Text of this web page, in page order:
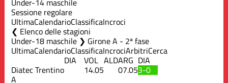
Sessione regolare
UltimaCalendarioClassificaIncroci
Elenco delle stagioni
Under-18 maschile ❯ Girone A - 2ª fase
UltimaCalendarioClassificaIncrociArbitriCerca
DIA VOL ALDARG DIA
Diatec Trentino
A
14.05 07.053-0